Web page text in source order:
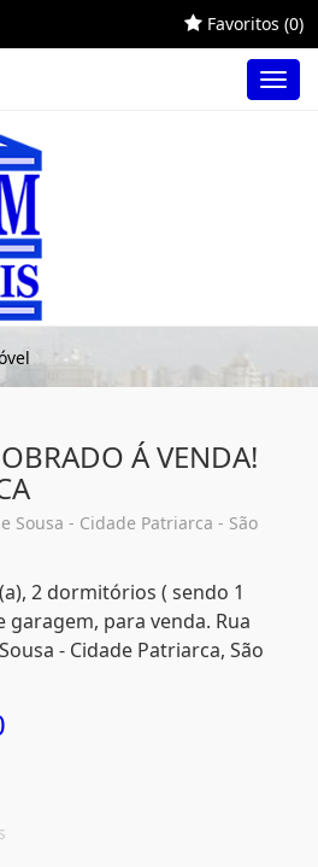
Favoritos (0)
Á VENDA!
Sousa - Cidade Patriarca - São
2 dormitórios ( sendo 1
garagem, para venda. Rua
- Cidade Patriarca, São